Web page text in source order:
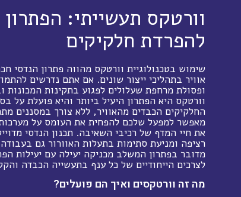
וורטקס תעשייתי:
להפרדת חלקיקים
שימוש בטכנולוגיית וורטקס מהווה פתרון הנדסי
אוויר בתהליכי ייצור שונים. אם אתם נדרשים
ופסולת מרחפת שעלולים לפגוע בתקינות המכונות
וורטקס היא הפתרון היעיל ביותר והיא פועלת על
החלקיקים הכבדים מהאוויר, ללא צורך במסננים
מאפשר למפעל שלכם להפחית את העומס על מערכות
את חיי המדף של רכיבי השאיבה. תכנון הנדסי
רציפה ומניעת סתימות בתעלות האוורור גם
מדובר בפתרון המשלב מכניקה יעילה עם יעילות
לצרכים הייחודיים של כל ענף בתעשייה הכבדה
מה זה וורטקסים ואיך הם פועלים?